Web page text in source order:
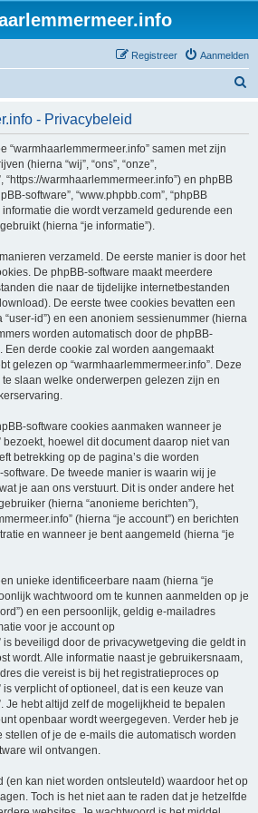
Aanmelden
Registreer
- Privacybeleid
“warmhaarlemmermeer.info” samen met zijn
(hierna “wij”, “ons”, “onze”,
“https://warmhaarlemmermeer.info”) en phpBB
software”, “www.phpbb.com”, “phpBB
informatie die wordt verzameld gedurende een
(hierna “je informatie”).
verzameld. De eerste manier is door het
De phpBB-software maakt meerdere
die naar de tijdelijke internetbestanden
De eerste twee cookies bevatten een
id”) en een anoniem sessienummer (hierna
worden automatisch door de phpBB-
Een derde cookie zal worden aangemaakt
gelezen op “warmhaarlemmermeer.info”. Deze
slaan welke onderwerpen gelezen zijn en
software cookies aanmaken wanneer je
bezoekt, hoewel dit document daarop niet van
betrekking op de pagina’s die worden
De tweede manier is waarin wij je
je aan ons verstuurt. Dit is onder andere het
(hierna “anonieme berichten”),
(hierna “je account”) en berichten
en wanneer je bent aangemeld (hierna “je
unieke identificeerbare naam (hierna “je
wachtwoord om te kunnen aanmelden op je
en een persoonlijk, geldig e-mailadres
voor je account op
is beveiligd door de privacywetgeving die geldt in
wordt. Alle informatie naast je gebruikersnaam,
die vereist is bij het registratieproces op
is verplicht of optioneel, dat is een keuze van
Je hebt altijd zelf de mogelijkheid te bepalen
openbaar wordt weergegeven. Verder heb je
of je de e-mails die automatisch worden
wil ontvangen.
(en kan niet worden ontsleuteld) waardoor het op
Toch is het niet aan te raden dat je hetzelfde